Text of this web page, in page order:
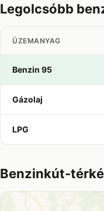
Legolcsóbb
ÜZEMANYAG
Benzin 95
Gázolaj
LPG
Benzinkút-